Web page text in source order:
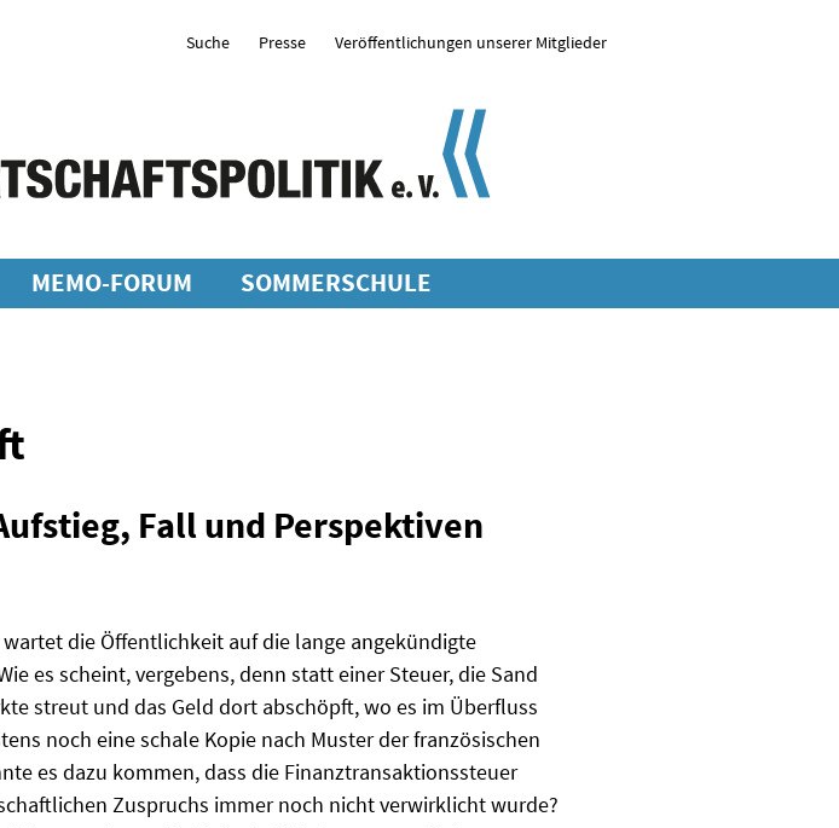
MEMO-FORUM SOMMERSCHULE
Suche Presse Veröffentlichungen unserer Mitglieder
Fall und Perspektiven
die Öffentlichkeit auf die lange angekündigte
es scheint, vergebens, denn statt einer Steuer, die Sand
streut und das Geld dort abschöpft, wo es im Überfluss
noch eine schale Kopie nach Muster der französischen
es dazu kommen, dass die Finanztransaktionssteuer
Zuspruchs immer noch nicht verwirklicht wurde?